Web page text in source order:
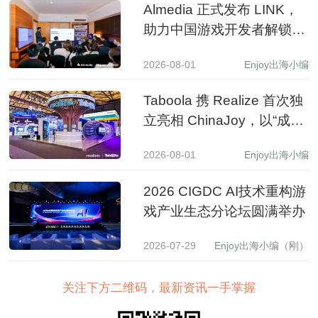
Almedia 正式发布 LINK，
助力中国游戏开发者解锁收
2026-08-01 Enjoy出海小编
Taboola 携 Realize 首次独
立亮相 ChinaJoy，以“成长
全球增长新图景
2026-08-01 Enjoy出海小编
2026 CIGDC AI技术重构游
戏产业生态分论坛圆满举办
2026-07-29 Enjoy出海小编（刚）
关注下方二维码，最新资讯一手掌握